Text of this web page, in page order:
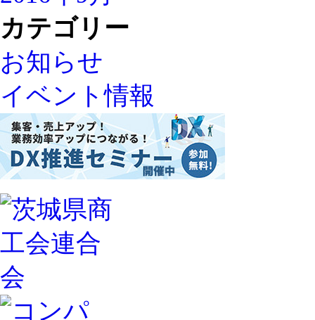
カテゴリー
お知らせ
イベント情報